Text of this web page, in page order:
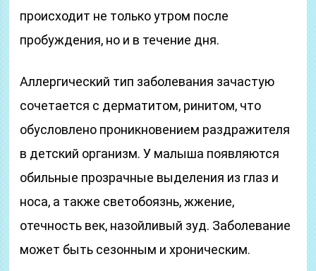
происходит не только утром после
пробуждения, но и в течение дня.
Аллергический тип заболевания зачастую
сочетается с дерматитом, ринитом, что
обусловлено проникновением раздражителя
в детский организм. У малыша появляются
обильные прозрачные выделения из глаз и
носа, а также светобоязнь, жжение,
отечность век, назойливый зуд. Заболевание
может быть сезонным и хроническим.